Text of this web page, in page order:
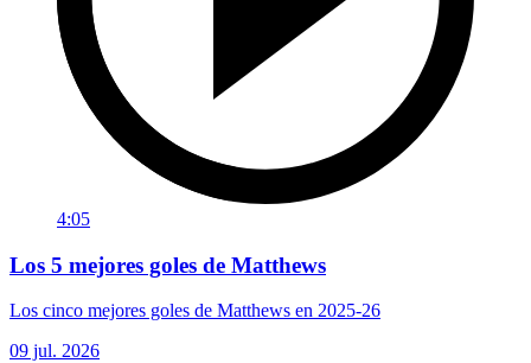
4:05
Los 5 mejores goles de Matthews
Los cinco mejores goles de Matthews en 2025-26
09 jul. 2026